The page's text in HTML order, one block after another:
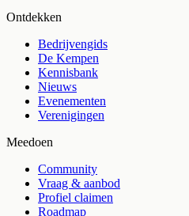
Ontdekken
Bedrijvengids
De Kempen
Kennisbank
Nieuws
Evenementen
Verenigingen
Meedoen
Community
Vraag & aanbod
Profiel claimen
Roadmap